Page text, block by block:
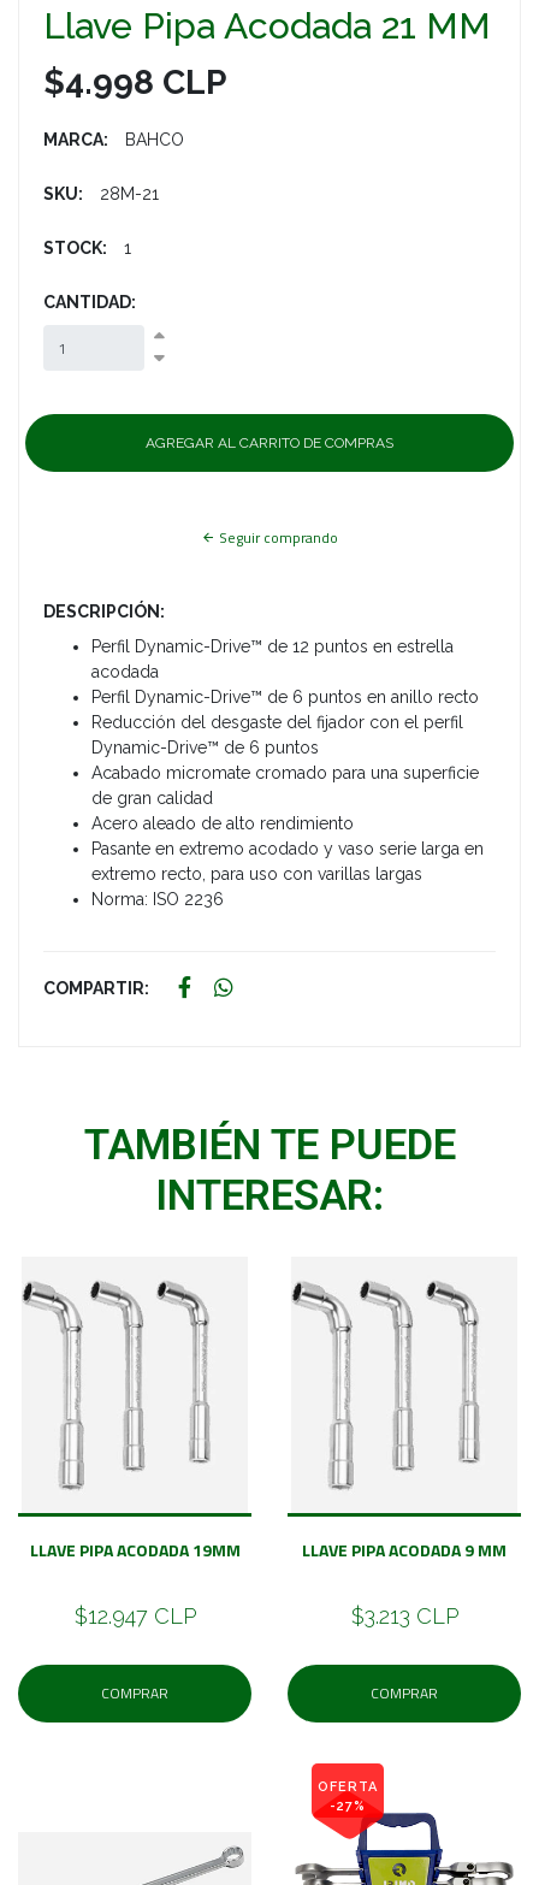
Llave Pipa Acodada 21 MM
$4.998 CLP
MARCA: BAHCO
SKU: 28M-21
STOCK: 1
CANTIDAD:
Seguir comprando
DESCRIPCIÓN:
Perfil Dynamic-Drive™ de 12 puntos en estrella
acodada
Perfil Dynamic-Drive™ de 6 puntos en anillo recto
Reducción del desgaste del fijador con el perfil
Dynamic-Drive™ de 6 puntos
Acabado micromate cromado para una superficie
de gran calidad
Acero aleado de alto rendimiento
Pasante en extremo acodado y vaso serie larga en
extremo recto, para uso con varillas largas
Norma: ISO 2236
COMPARTIR:
TAMBIÉN TE PUEDE
INTERESAR:
LLAVE PIPA ACODADA 19MM
$12.947 CLP
COMPRAR
LLAVE PIPA ACODADA 9 MM
$3.213 CLP
COMPRAR
OFERTA
-27%